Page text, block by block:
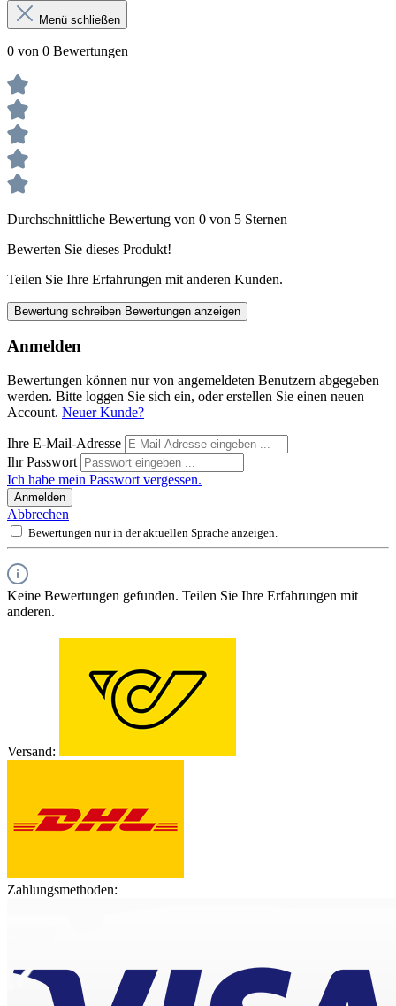
Menü schließen
0 von 0 Bewertungen
Durchschnittliche Bewertung von 0 von 5 Sternen
Bewerten Sie dieses Produkt!
Teilen Sie Ihre Erfahrungen mit anderen Kunden.
Bewertung schreiben Bewertungen anzeigen
Anmelden
Bewertungen können nur von angemeldeten Benutzern abgegeben
werden. Bitte loggen Sie sich ein, oder erstellen Sie einen neuen
Account. Neuer Kunde?
Ihre E-Mail-Adresse
Ihr Passwort
Ich habe mein Passwort vergessen.
Anmelden
Abbrechen
Bewertungen nur in der aktuellen Sprache anzeigen.
Keine Bewertungen gefunden. Teilen Sie Ihre Erfahrungen mit
anderen.
Versand:
Zahlungsmethoden: